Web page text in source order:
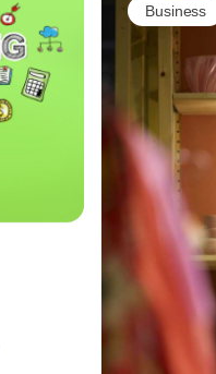
Business